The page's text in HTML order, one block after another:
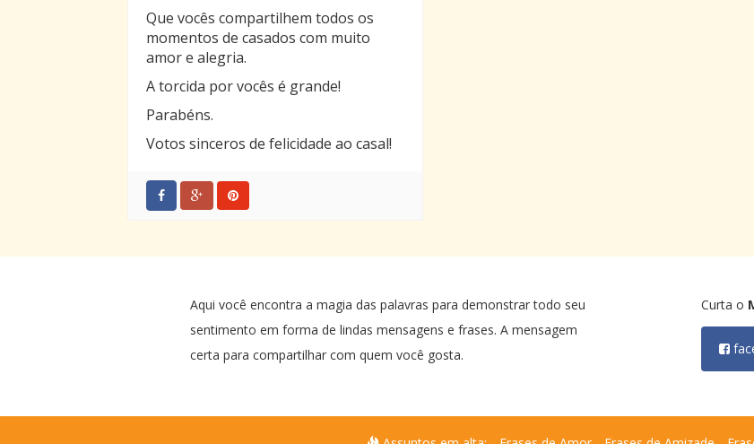
Que vocês compartilhem todos os
momentos de casados com muito
amor e alegria.
A torcida por vocês é grande!
Parabéns.
Votos sinceros de felicidade ao casal!
Aqui você encontra a magia das palavras para demonstrar todo seu
sentimento em forma de lindas mensagens e frases. A mensagem
certa para compartilhar com quem você gosta.
Curta o